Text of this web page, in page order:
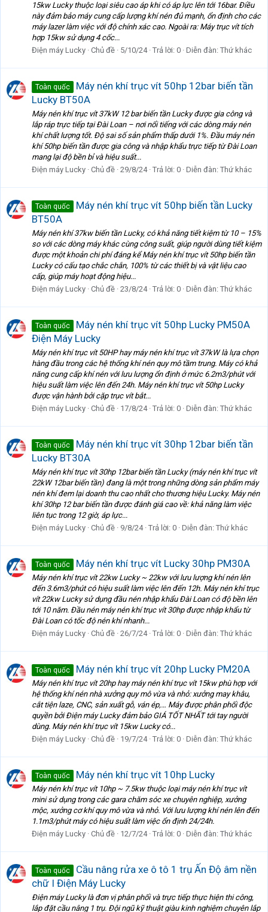
15kw Lucky thuộc loại siêu cao áp khi có áp lực lên tới 16bar. Điều
này đảm bảo máy cung cấp lượng khí nén đủ mạnh, ổn định cho các
máy lazer làm việc với độ chính xác cao. Ngoài ra: Máy trục vít tích
hợp 15kw sử dụng 4 cốc...
Điện máy Lucky Chủ đề 5/10/24 Trả lời: 0 Diễn đàn: Thứ khác
Toàn quốc
Máy nén khí trục vít 50hp 12bar biến tần
Lucky BT50A
Máy nén khí trục vít 37kW 12 bar biến tần Lucky được gia công và
lắp ráp trực tiếp tại Đài Loan – nơi nổi tiếng với các dòng máy nén
khí chất lượng tốt. Độ sai số sản phẩm thấp dưới 1%. Đầu máy nén
khí 50hp biến tần được gia công và nhập khẩu trực tiếp từ Đài Loan
mang lại độ bền bỉ và hiệu suất...
Điện máy Lucky Chủ đề 29/8/24 Trả lời: 0 Diễn đàn: Thứ khác
Toàn quốc
Máy nén khí trục vít 50hp biến tần Lucky
BT50A
Máy nén khí 37kw biến tần Lucky, có khả năng tiết kiệm từ 10 – 15%
so với các dòng máy khác cùng công suất, giúp người dùng tiết kiệm
được một khoản chi phí đáng kể Máy nén khí trục vít 50hp biến tần
Lucky có cấu tạo chắc chắn, 100% từ các thiết bị và vật liệu cao
cấp, giúp máy hoạt động hiệu...
Điện máy Lucky Chủ đề 23/8/24 Trả lời: 0 Diễn đàn: Thứ khác
Toàn quốc
Máy nén khí trục vít 50hp Lucky PM50A
Điện Máy Lucky
Máy nén khí trục vít 50HP hay máy nén khí trục vít 37kW là lựa chọn
hàng đầu trong các hệ thống khí nén quy mô tầm trung. Máy có khả
năng cung cấp khí nén với lưu lượng ổn định ở mức 6.2m3/phút với
hiệu suất làm việc lên đến 24h. Máy nén khí trục vít 50hp Lucky
được vận hành bởi cặp trục vít bắt...
Điện máy Lucky Chủ đề 17/8/24 Trả lời: 0 Diễn đàn: Thứ khác
Toàn quốc
Máy nén khí trục vít 30hp 12bar biến tần
Lucky BT30A
Máy nén khí trục vít 30hp 12bar biến tần Lucky (máy nén khí trục vít
22kW 12bar biến tần) đang là một trong những dòng sản phẩm máy
nén khí đem lại doanh thu cao nhất cho thương hiệu Lucky. Máy nén
khí 30hp 12 bar biến tần được đánh giá cao về: khả năng làm việc
liên tục trong 12 giờ, áp lực...
Điện máy Lucky Chủ đề 9/8/24 Trả lời: 0 Diễn đàn: Thứ khác
Toàn quốc Máy nén khí trục vít Lucky 30hp PM30A
Máy nén khí trục vít 22kw Lucky ~ 22kw với lưu lượng khí nén lên
đến 3.6m3/phút có hiệu suất làm việc lên đến 12h. Máy nén khí trục
vít 22kw Lucky sử dụng đầu nén nhập khẩu Đài Loan có độ bền lên
tới 10 năm. Đầu nén máy nén khí trục vít 30hp được nhập khẩu từ
Đài Loan có tốc độ nén khí nhanh...
Điện máy Lucky Chủ đề 26/7/24 Trả lời: 0 Diễn đàn: Thứ khác
Toàn quốc Máy nén khí trục vít 20hp Lucky PM20A
Máy nén khí trục vít 20hp hay máy nén khí trục vít 15kw phù hợp với
hệ thống khí nén nhà xưởng quy mô vừa và nhỏ: xưởng may khâu,
cắt tiện laze, CNC, sản xuất gỗ, ván ép,… Máy được phân phối độc
quyền bởi Điện máy Lucky đảm bảo GIÁ TỐT NHẤT tới tay người
dùng. Máy nén khí trục vít 15kw Lucky có...
Điện máy Lucky Chủ đề 19/7/24 Trả lời: 0 Diễn đàn: Thứ khác
Toàn quốc Máy nén khí trục vít 10hp Lucky
Máy nén khí trục vít 10hp ~ 7.5kw thuộc loại máy nén khí trục vít
mini sử dụng trong các gara chăm sóc xe chuyên nghiệp, xưởng
mộc, xưởng cơ khí quy mô vừa và nhỏ. Với lưu lượng khí nén lên đến
1.1m3/phút máy có hiệu suất làm việc ổn định 24/24h.
Điện máy Lucky Chủ đề 12/7/24 Trả lời: 0 Diễn đàn: Thứ khác
Toàn quốc
Cầu nâng rửa xe ô tô 1 trụ Ấn Độ âm nền
chữ I Điện Máy Lucky
Điện máy Lucky là đơn vị phân phối và trực tiếp thực hiện thi công,
lắp đặt cầu nâng 1 trụ. Đội ngũ kỹ thuật giàu kinh nghiệm chuyên lắp